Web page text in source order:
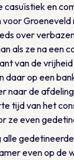
casuïstiek en
voor
over
als ze na een
van de
daar op een
naar de
tijd van het
ze even
even op de